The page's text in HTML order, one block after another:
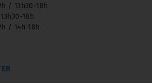
/ 13h30-18h
18h
/ 14h-18h